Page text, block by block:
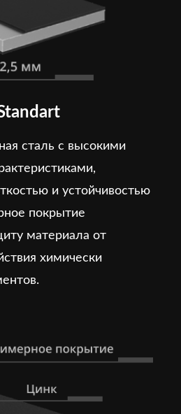
сталь с высокими
и устойчивостью
покрытие
материала от
химически